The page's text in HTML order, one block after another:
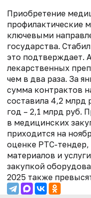
Приобретение
профилактические
ключевыми
государства.
это подтверждает.
лекарственных
чем в два раза. За
сумма контрактов
составила 4,2 млрд
год – 2,1 млрд руб.
в медицинских
приходится на
оценке РТС-тендер,
материалов и
закупкой
2025 также